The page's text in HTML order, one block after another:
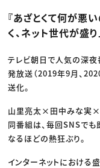
編集・ライティング
マーケティング
ディレクション
業界解説・キャリ
Webクリエイター
アプリクリエイター
ゲームクリエイター
映像クリエイター
クリエイターイン
C＆R Magazine
セミナー
ニュース・トレンド
Web
映像
ゲーム・エンタメ
出版
CREATIVE
『あざとくて何が悪
く、ネット世代が盛
テレビ朝日で人気の深夜
発放送（2019年9月、
送化。
山里亮太×田中みな実×
同番組は、毎回SNSでも
なるほどの熱狂ぶり。
インターネットにおける